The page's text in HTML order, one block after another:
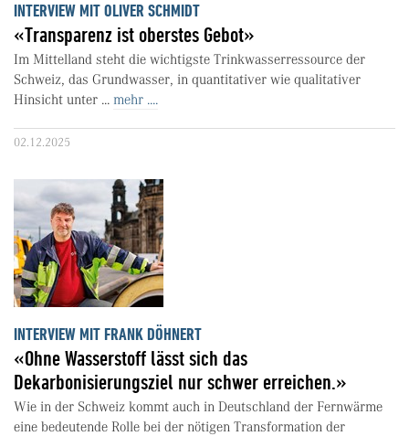
INTERVIEW MIT OLIVER SCHMIDT
«Transparenz ist oberstes Gebot»
Im Mittelland steht die wichtigste Trinkwasserressource der
Schweiz, das Grundwasser, in quantitativer wie qualitativer
Hinsicht unter ... mehr ....
02.12.2025
INTERVIEW MIT FRANK DÖHNERT
«Ohne Wasserstoff lässt sich das
Dekarbonisierungsziel nur schwer erreichen.»
Wie in der Schweiz kommt auch in Deutschland der Fernwärme
eine bedeutende Rolle bei der nötigen Transformation der